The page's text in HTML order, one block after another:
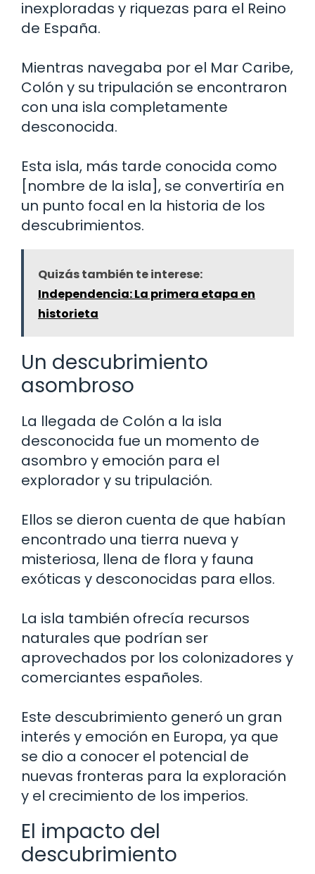
inexploradas y riquezas para el Reino
de España.
Mientras navegaba por el Mar Caribe,
Colón y su tripulación se encontraron
con una isla completamente
desconocida.
Esta isla, más tarde conocida como
[nombre de la isla], se convertiría en
un punto focal en la historia de los
descubrimientos.
Quizás también te interese:
Independencia: La primera etapa en
historieta
Un descubrimiento
asombroso
La llegada de Colón a la isla
desconocida fue un momento de
asombro y emoción para el
explorador y su tripulación.
Ellos se dieron cuenta de que habían
encontrado una tierra nueva y
misteriosa, llena de flora y fauna
exóticas y desconocidas para ellos.
La isla también ofrecía recursos
naturales que podrían ser
aprovechados por los colonizadores y
comerciantes españoles.
Este descubrimiento generó un gran
interés y emoción en Europa, ya que
se dio a conocer el potencial de
nuevas fronteras para la exploración
y el crecimiento de los imperios.
El impacto del
descubrimiento